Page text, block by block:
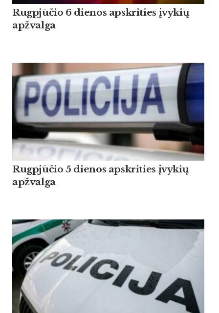
Rugpjūčio 6 dienos apskrities įvykių
apžvalga
Rugpjūčio 5 dienos apskrities įvykių
apžvalga